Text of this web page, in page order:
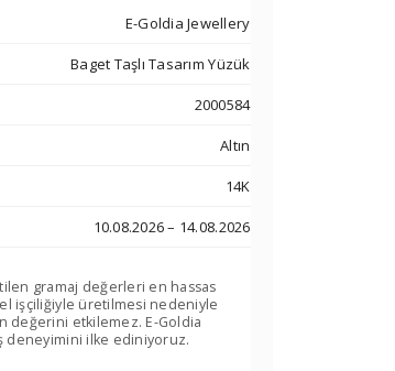
E-Goldia Jewellery
Baget Taşlı Tasarım Yüzük
2000584
Altın
14K
10.08.2026 – 14.08.2026
gramaj değerleri en hassas
işçiliğiyle üretilmesi nedeniyle
değerini etkilemez. E-Goldia
deneyimini ilke ediniyoruz.